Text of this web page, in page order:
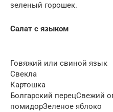
зеленый горошек.
Салат с языком
Говяжий или свиной язык
Свекла
Картошка
Болгарский перецСвежий
помидорЗеленое яблоко